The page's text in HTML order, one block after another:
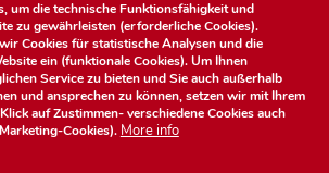
um die technische Funktionsfähigkeit und
zu gewährleisten (erforderliche Cookies).
Cookies für statistische Analysen und die
ein (funktionale Cookies). Um Ihnen
Service zu bieten und Sie auch außerhalb
und ansprechen zu können, setzen wir mit Ihrem
aufZustimmen- verschiedene Cookies auch
Cookies). More info